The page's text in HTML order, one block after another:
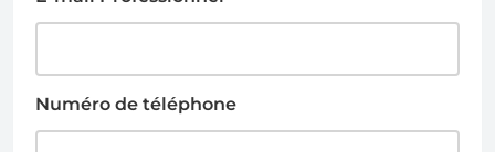
Numéro de téléphone